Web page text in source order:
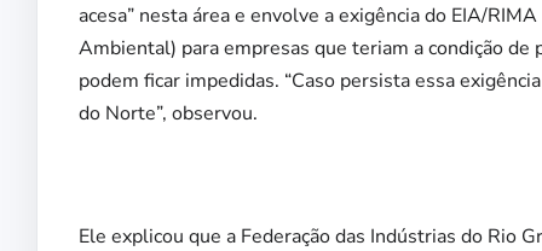
acesa” nesta área e envolve a exigência do EIA/
Ambiental) para empresas que teriam a condição
podem ficar impedidas. “Caso persista essa
do Norte”, observou.
Ele explicou que a Federação das Indústrias do Rio